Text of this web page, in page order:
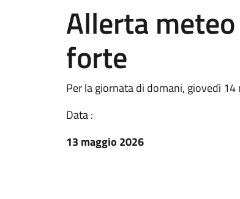
Allerta
forte
Per la giornata di domani, giovedì 14
Data :
13 maggio 2026